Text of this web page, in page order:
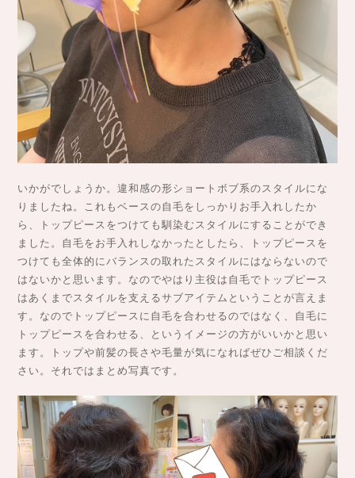
いかがでしょうか。違和感の形ショートボブ系のスタイルにな
りましたね。これもベースの自毛をしっかりお手入れしたか
ら、トップピースをつけても馴染むスタイルにすることができ
ました。自毛をお手入れしなかったとしたら、トップピースを
つけても全体的にバランスの取れたスタイルにはならないので
はないかと思います。なのでやはり主役は自毛でトップピース
はあくまでスタイルを支えるサブアイテムということが言えま
す。なのでトップピースに自毛を合わせるのではなく、自毛に
トップピースを合わせる、というイメージの方がいいかと思い
ます。トップや前髪の長さや毛量が気になればぜひご相談くだ
さい。それではまとめ写真です。